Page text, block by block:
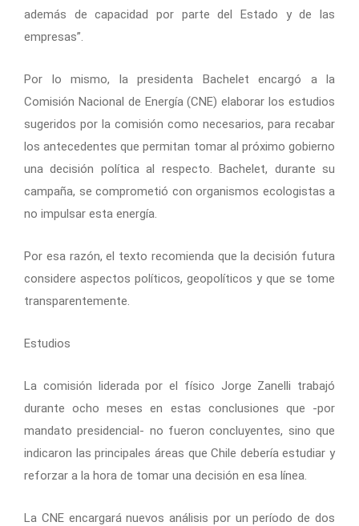
además de capacidad por parte del Estado y de las
empresas”.
Por lo mismo, la presidenta Bachelet encargó a la
Comisión Nacional de Energía (CNE) elaborar los estudios
sugeridos por la comisión como necesarios, para recabar
los antecedentes que permitan tomar al próximo gobierno
una decisión política al respecto. Bachelet, durante su
campaña, se comprometió con organismos ecologistas a
no impulsar esta energía.
Por esa razón, el texto recomienda que la decisión futura
considere aspectos políticos, geopolíticos y que se tome
transparentemente.
Estudios
La comisión liderada por el físico Jorge Zanelli trabajó
durante ocho meses en estas conclusiones que -por
mandato presidencial- no fueron concluyentes, sino que
indicaron las principales áreas que Chile debería estudiar y
reforzar a la hora de tomar una decisión en esa línea.
La CNE encargará nuevos análisis por un período de dos